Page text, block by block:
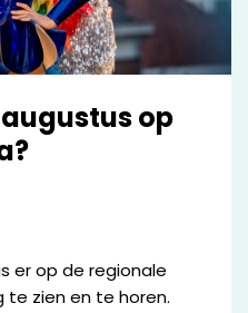
op
er op de regionale
te zien en te horen.